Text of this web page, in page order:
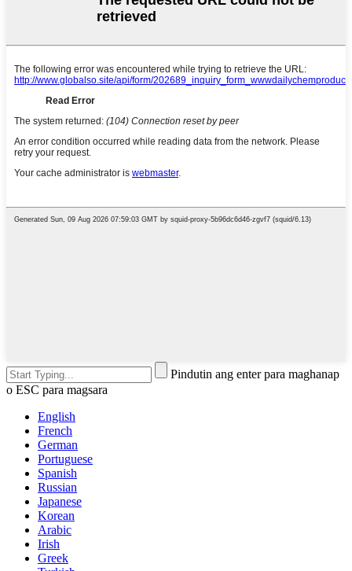
Pindutin ang enter para maghanap
o ESC para magsara
English
French
German
Portuguese
Spanish
Russian
Japanese
Korean
Arabic
Irish
Greek